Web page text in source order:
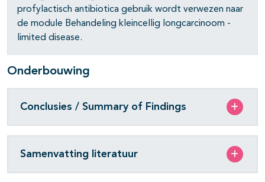
profylactisch antibiotica gebruik wordt verwezen naar
de module Behandeling kleincellig longcarcinoom -
limited disease.
Onderbouwing
Conclusies / Summary of Findings
Samenvatting literatuur